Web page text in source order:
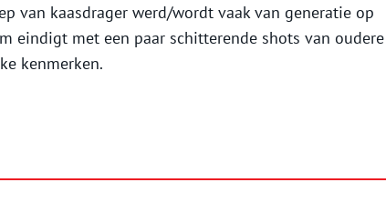
van kaasdrager werd/wordt vaak van generatie op
eindigt met een paar schitterende shots van oudere
kenmerken.